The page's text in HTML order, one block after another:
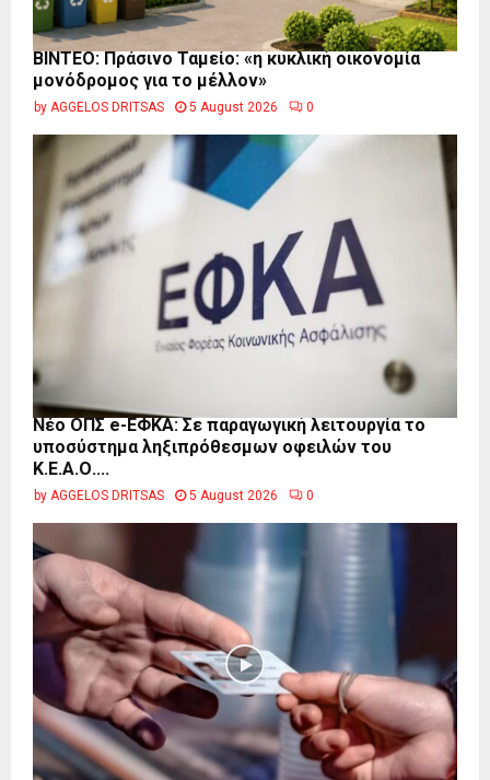
BINTEO: Πράσινο Ταμείο: «η κυκλική οικονομία
μονόδρομος για το μέλλον»
by AGGELOS DRITSAS 5 August 2026 0
Νέο ΟΠΣ e-ΕΦΚΑ: Σε παραγωγική λειτουργία το
υποσύστημα ληξιπρόθεσμων οφειλών του
Κ.Ε.Α.Ο....
by AGGELOS DRITSAS 5 August 2026 0